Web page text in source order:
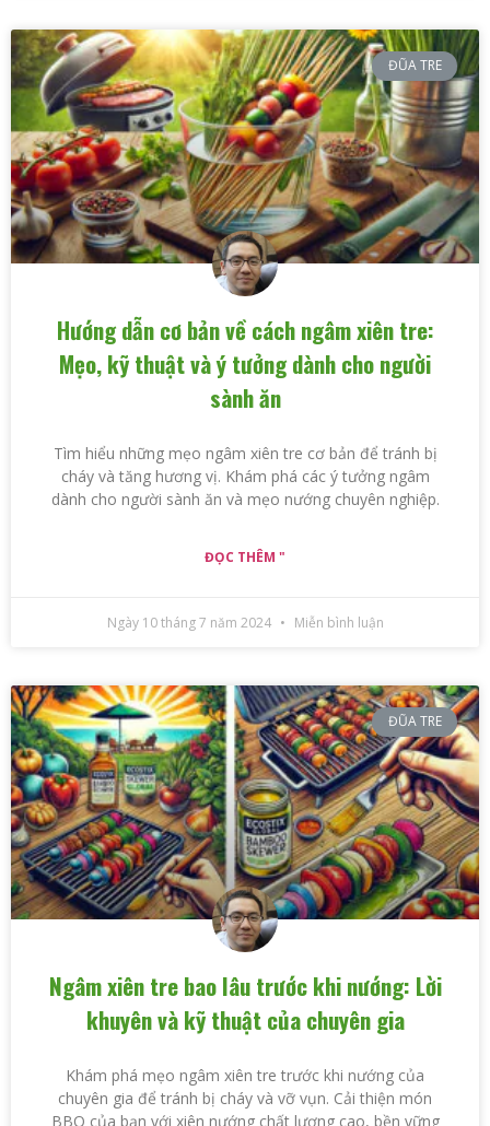
ĐŨA TRE
Hướng dẫn cơ bản về cách ngâm xiên tre:
Mẹo, kỹ thuật và ý tưởng dành cho người
sành ăn
Tìm hiểu những mẹo ngâm xiên tre cơ bản để tránh bị
cháy và tăng hương vị. Khám phá các ý tưởng ngâm
dành cho người sành ăn và mẹo nướng chuyên nghiệp.
ĐỌC THÊM "
Ngày 10 tháng 7 năm 2024 Miễn bình luận
ĐŨA TRE
Ngâm xiên tre bao lâu trước khi nướng: Lời
khuyên và kỹ thuật của chuyên gia
Khám phá mẹo ngâm xiên tre trước khi nướng của
chuyên gia để tránh bị cháy và vỡ vụn. Cải thiện món
BBQ của bạn với xiên nướng chất lượng cao, bền vững